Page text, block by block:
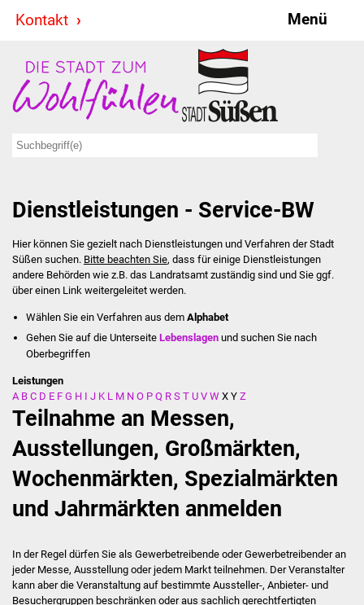
Kontakt Menü
Stadt & Politik
Bürgermeister
Ausschüsse
Ratsinformationssystem
Jugendbeirat
Summerrockfestival
Stadtverwaltung
Ansprechpartner
Behördenwegweiser
Stellenangebote
Kontakt
Veröffentlichungen
Dienstleistungen - Service-BW
Hier können Sie gezielt nach Dienstleistungen und Verfahren der Stadt
Süßen suchen. Bitte beachten Sie, dass für einige Dienstleistungen
andere Behörden wie z.B. das Landratsamt zuständig sind und Sie ggf.
über einen Link weitergeleitet werden.
Wählen Sie ein Verfahren aus dem Alphabet
Gehen Sie auf die UnterseiteLebenslagen und suchen Sie nach
Oberbegriffen
Leistungen
A B C D E F G H I J K L M N O P Q R S T U V W X Y Z
Teilnahme an Messen,
Ausstellungen, Großmärkten,
Wochenmärkten, Spezialmärkten
und Jahrmärkten anmelden
In der Regel dürfen Sie als Gewerbetreibende oder Gewerbetreibender an
jeder Messe, Ausstellung oder jedem Markt teilnehmen. Der Veranstalter
kann aber die Veranstaltung auf bestimmte Aussteller-, Anbieter- und
Besuchergruppen beschränken oder aus sachlich gerechtfertigten